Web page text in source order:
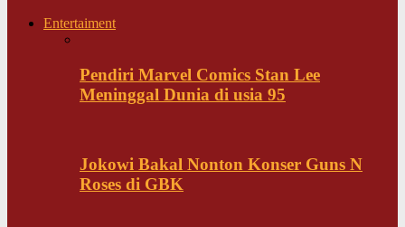
Entertaiment
Pendiri Marvel Comics Stan Lee
Meninggal Dunia di usia 95
Jokowi Bakal Nonton Konser Guns N
Roses di GBK